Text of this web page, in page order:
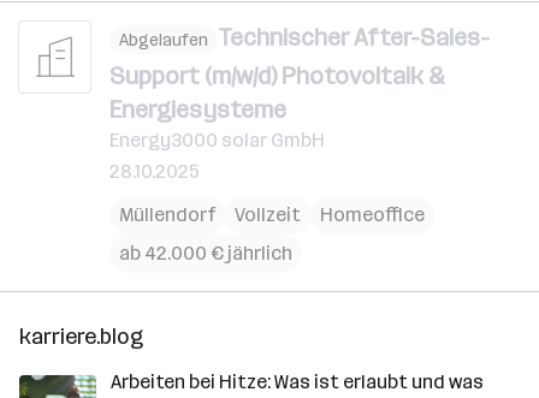
Abgelaufen Technischer After-Sales-
Support (m/w/d) Photovoltaik &
Energiesysteme
Energy3000 solar GmbH
28.10.2025
Müllendorf
Vollzeit
Homeoffice
ab 42.000 € jährlich
karriere.blog
Arbeiten bei Hitze: Was ist erlaubt und was